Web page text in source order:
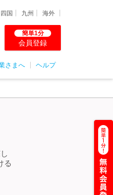
四国 九州 海外
簡単1分
会員登録
さまへ ヘルプ
る